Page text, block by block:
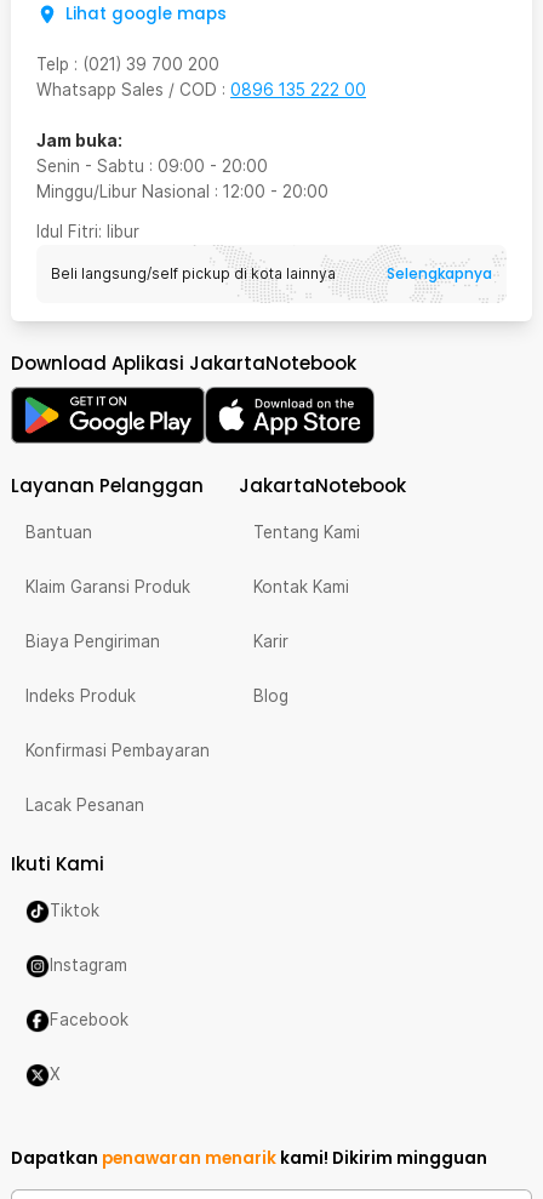
Lihat google maps
Telp : (021) 39 700 200
Whatsapp Sales / COD : 0896 135 222 00
Jam buka:
Senin - Sabtu : 09:00 - 20:00
Minggu/Libur Nasional : 12:00 - 20:00
Idul Fitri: libur
Beli langsung/self pickup di kota lainnya Selengkapnya
Download Aplikasi JakartaNotebook
Layanan Pelanggan
Bantuan
Klaim Garansi Produk
Biaya Pengiriman
Indeks Produk
Konfirmasi Pembayaran
Lacak Pesanan
JakartaNotebook
Tentang Kami
Kontak Kami
Karir
Blog
Ikuti Kami
Tiktok
Instagram
Facebook
X
Dapatkan penawaran menarik kami! Dikirim mingguan